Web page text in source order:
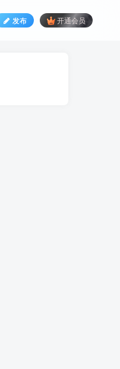
发布 开通会员